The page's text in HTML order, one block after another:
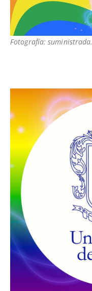
Fotografía: suministrada.